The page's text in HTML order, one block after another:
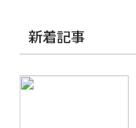
新着記事